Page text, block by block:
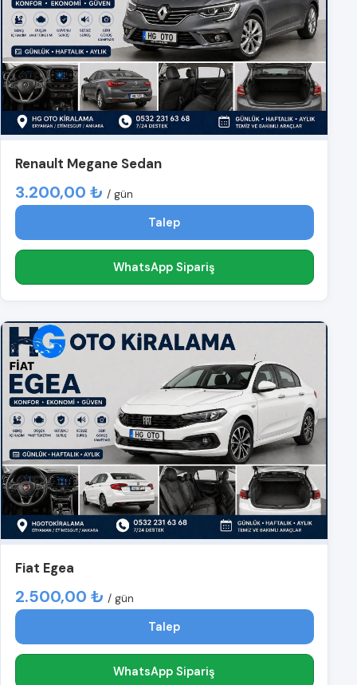
Renault Megane Sedan
3.200,00 ₺ / gün
Talep
WhatsApp Sipariş
Fiat Egea
2.500,00 ₺ / gün
Talep
WhatsApp Sipariş